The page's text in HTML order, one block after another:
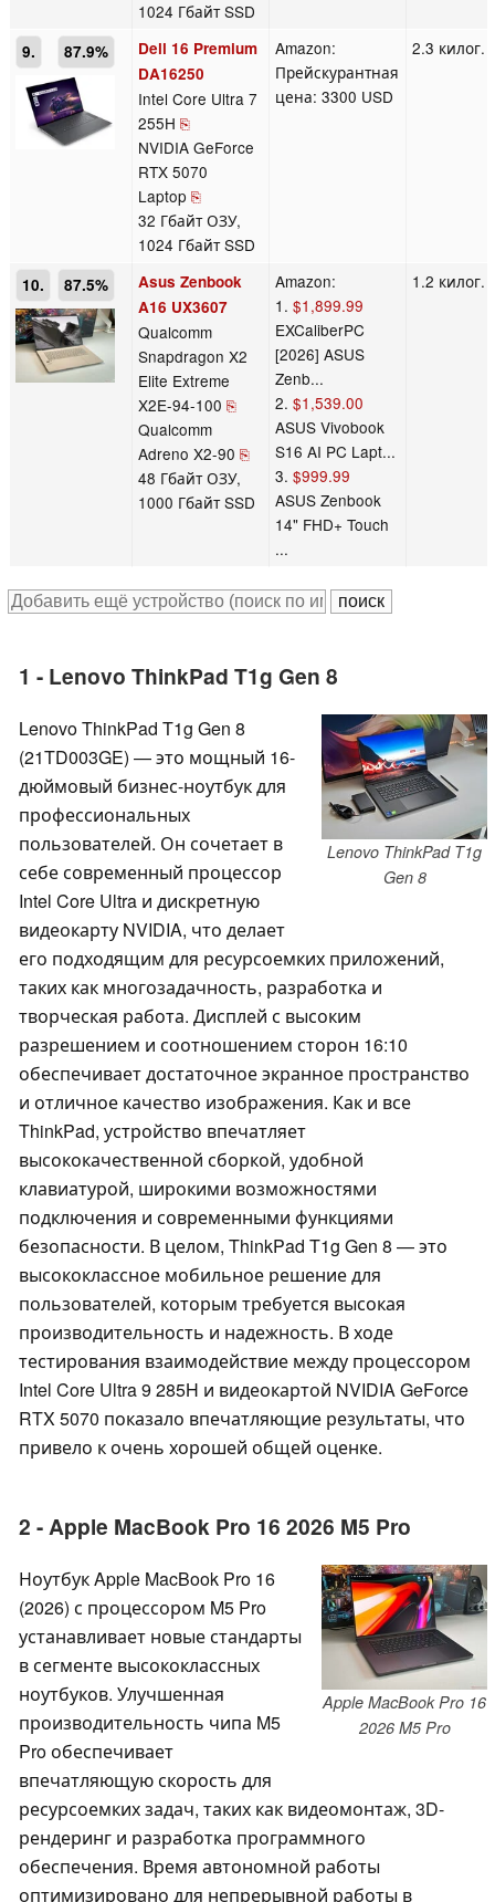
1024 Гбайт SSD
9. 87.9%
Dell 16 Premium
DA16250
Intel Core Ultra 7
255H ⎘
NVIDIA GeForce
RTX 5070
Laptop ⎘
32 Гбайт ОЗУ,
1024 Гбайт SSD
Amazon:
Прейскурантная
цена: 3300 USD
2.3 килог.
10. 87.5%
Asus Zenbook
A16 UX3607
Qualcomm
Snapdragon X2
Elite Extreme
X2E-94-100 ⎘
Qualcomm
Adreno X2-90 ⎘
48 Гбайт ОЗУ,
1000 Гбайт SSD
Amazon:
1.$1,899.99
EXCaliberPC
[2026] ASUS
Zenb...
2.$1,539.00
ASUS Vivobook
S16 AI PC Lapt...
3.$999.99
ASUS Zenbook
14" FHD+ Touch
...
1.2 килог.
1 - Lenovo ThinkPad T1g Gen 8
Lenovo ThinkPad T1g
Gen 8
Lenovo ThinkPad T1g Gen 8
(21TD003GE) — это мощный 16-
дюймовый бизнес-ноутбук для
профессиональных
пользователей. Он сочетает в
себе современный процессор
Intel Core Ultra и дискретную
видеокарту NVIDIA, что делает
его подходящим для ресурсоемких приложений,
таких как многозадачность, разработка и
творческая работа. Дисплей с высоким
разрешением и соотношением сторон 16:10
обеспечивает достаточное экранное пространство
и отличное качество изображения. Как и все
ThinkPad, устройство впечатляет
высококачественной сборкой, удобной
клавиатурой, широкими возможностями
подключения и современными функциями
безопасности. В целом, ThinkPad T1g Gen 8 — это
высококлассное мобильное решение для
пользователей, которым требуется высокая
производительность и надежность. В ходе
тестирования взаимодействие между процессором
Intel Core Ultra 9 285H и видеокартой NVIDIA GeForce
RTX 5070 показало впечатляющие результаты, что
привело к очень хорошей общей оценке.
2 - Apple MacBook Pro 16 2026 M5 Pro
Apple MacBook Pro 16
2026 M5 Pro
Ноутбук Apple MacBook Pro 16
(2026) с процессором M5 Pro
устанавливает новые стандарты
в сегменте высококлассных
ноутбуков. Улучшенная
производительность чипа M5
Pro обеспечивает
впечатляющую скорость для
ресурсоемких задач, таких как видеомонтаж, 3D-
рендеринг и разработка программного
обеспечения. Время автономной работы
оптимизировано для непрерывной работы в